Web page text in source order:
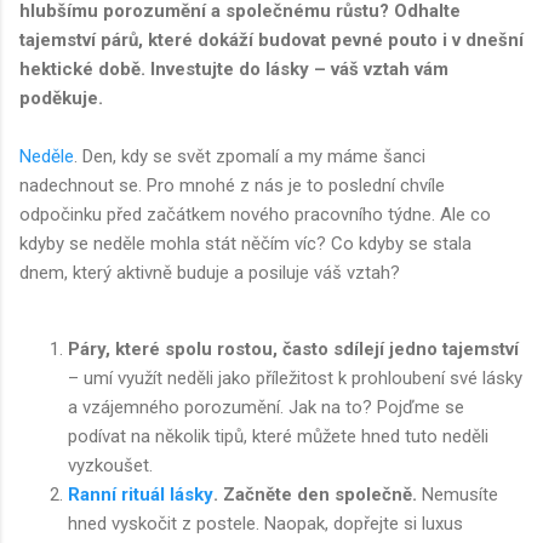
hlubšímu porozumění a společnému růstu? Odhalte
tajemství párů, které dokáží budovat pevné pouto i v dnešní
hektické době. Investujte do lásky – váš vztah vám
poděkuje.
Neděle . Den, kdy se svět zpomalí a my máme šanci
nadechnout se. Pro mnohé z nás je to poslední chvíle
odpočinku před začátkem nového pracovního týdne. Ale co
kdyby se neděle mohla stát něčím víc? Co kdyby se stala
dnem, který aktivně buduje a posiluje váš vztah?
Páry, které spolu rostou, často sdílejí jedno tajemství
– umí využít neděli jako příležitost k prohloubení své lásky
a vzájemného porozumění. Jak na to? Pojďme se
podívat na několik tipů, které můžete hned tuto neděli
vyzkoušet.
Ranní rituál lásky. Začněte den společně. Nemusíte
hned vyskočit z postele. Naopak, dopřejte si luxus